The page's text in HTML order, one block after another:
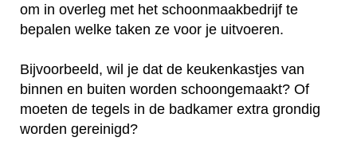
om in overleg met het schoonmaakbedrijf te
bepalen welke taken ze voor je uitvoeren.
Bijvoorbeeld, wil je dat de keukenkastjes van
binnen en buiten worden schoongemaakt? Of
moeten de tegels in de badkamer extra grondig
worden gereinigd?